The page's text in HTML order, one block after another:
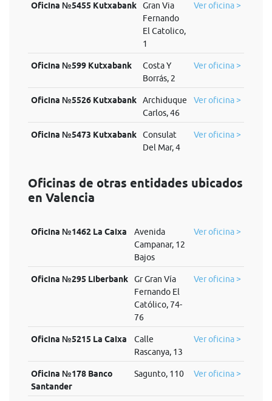
Oficina №5455 Kutxabank
Gran Via
Fernando
El Catolico,
1
Ver oficina >
Oficina №599 Kutxabank
Costa Y
Borrás, 2
Ver oficina >
Oficina №5526 Kutxabank
Archiduque
Carlos, 46
Ver oficina >
Oficina №5473 Kutxabank
Consulat
Del Mar, 4
Ver oficina >
Oficinas de otras entidades ubicados
en Valencia
Oficina №1462 La Caixa
Avenida
Campanar, 12
Bajos
Ver oficina >
Oficina №295 Liberbank
Gr Gran Vía
Fernando El
Católico, 74-
76
Ver oficina >
Oficina №5215 La Caixa
Calle
Rascanya, 13
Ver oficina >
Oficina №178 Banco
Santander
Sagunto, 110 Ver oficina >